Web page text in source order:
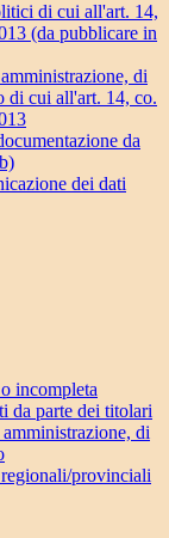
di cui all'art. 14,
(da pubblicare in
di
di cui all'art. 14, co.
da
dei dati
incompleta
da parte dei titolari
di
provinciali